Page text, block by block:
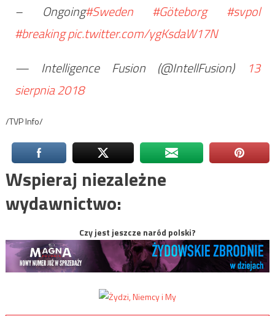
– Ongoing#Sweden #Göteborg
#svpol
#breakingpic.twitter.com/ygKsdaW17N
— Intelligence Fusion (@IntellFusion)
13
sierpnia 2018
/TVP Info/
Wspieraj niezależne
wydawnictwo:
Czy jest jeszcze naród polski?